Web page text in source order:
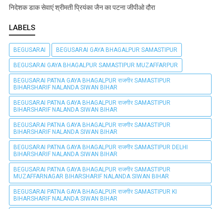
निदेशक डाक सेवाएं श्रीमती प्रियंका जैन का पटना जीपीओ दौरा
LABELS
BEGUSARAI BEGUSARAI GAYA BHAGALPUR SAMASTIPUR
BEGUSARAI GAYA BHAGALPUR SAMASTIPUR MUZAFFARPUR
BEGUSARAI PATNA GAYA BHAGALPUR राजगीर SAMASTIPUR
BIHARSHARIF NALANDA SIWAN BIHAR
BEGUSARAI PATNA GAYA BHAGALPUR राजगीर SAMASTIPUR
BIHARSHARIF NALANDA SIWAN BIHAR
BEGUSARAI PATNA GAYA BHAGALPUR राजगीर SAMASTIPUR
BIHARSHARIF NALANDA SIWAN BIHAR
BEGUSARAI PATNA GAYA BHAGALPUR राजगीर SAMASTIPUR DELHI
BIHARSHARIF NALANDA SIWAN BIHAR
BEGUSARAI PATNA GAYA BHAGALPUR राजगीर SAMASTIPUR
MUZAFFARNAGAR BIHARSHARIF NALANDA SIWAN BIHAR
BEGUSARAI PATNA GAYA BHAGALPUR राजगीर SAMASTIPUR KI
BIHARSHARIF NALANDA SIWAN BIHAR